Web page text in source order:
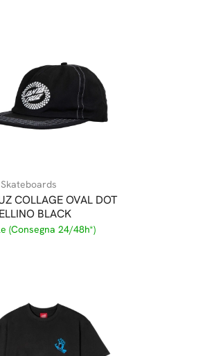
COLLAGE OVAL DOT
BLACK
(Consegna 24/48h*)